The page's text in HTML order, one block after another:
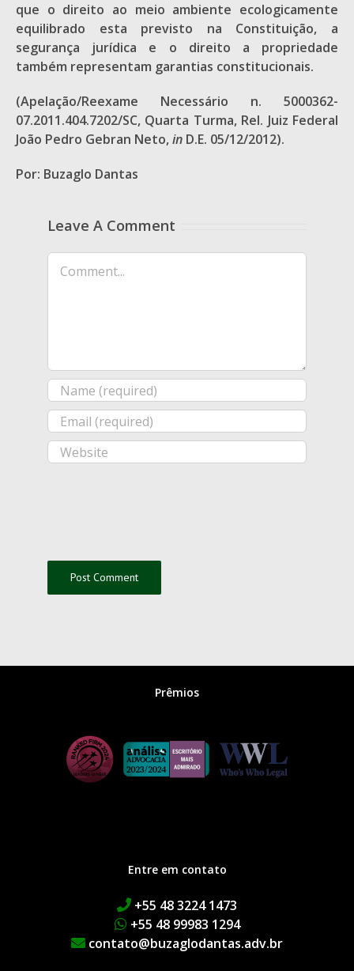
que o direito ao meio ambiente ecologicamente
equilibrado esta previsto na Constituição, a
segurança jurídica e o direito a propriedade
também representam garantias constitucionais.
(Apelação/Reexame Necessário n. 5000362-
07.2011.404.7202/SC, Quarta Turma, Rel. Juiz Federal
João Pedro Gebran Neto,in D.E. 05/12/2012).
Por: Buzaglo Dantas
Leave A Comment
Comment
Prêmios
Entre em contato
+55 48 3224 1473
+55 48 99983 1294
contato@buzaglodantas.adv.br